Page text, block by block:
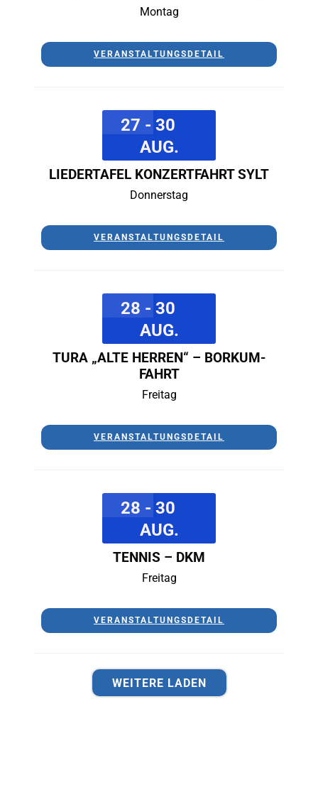
Montag
VERANSTALTUNGSDETAIL
27 - 30
AUG.
LIEDERTAFEL KONZERTFAHRT SYLT
Donnerstag
VERANSTALTUNGSDETAIL
28 - 30
AUG.
TURA „ALTE HERREN“ – BORKUM-
FAHRT
Freitag
VERANSTALTUNGSDETAIL
28 - 30
AUG.
TENNIS – DKM
Freitag
VERANSTALTUNGSDETAIL
WEITERE LADEN